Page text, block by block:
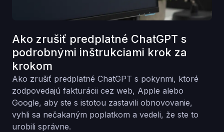
Ako zrušiť predplatné ChatGPT s
podrobnými inštrukciami krok za
krokom
Ako zrušiť predplatné ChatGPT s pokynmi, ktoré
zodpovedajú fakturácii cez web, Apple alebo
Google, aby ste s istotou zastavili obnovovanie,
vyhli sa nečakaným poplatkom a vedeli, že ste to
urobili správne.